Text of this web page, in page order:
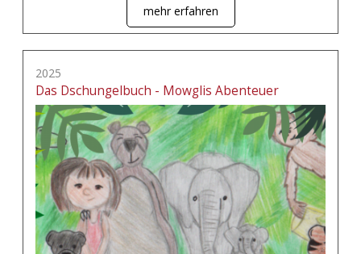
mehr erfahren
2025
Das Dschungelbuch - Mowglis Abenteuer